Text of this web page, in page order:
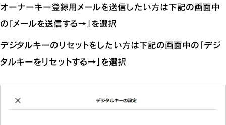
オーナーキー登録用メールを送信したい方は下記の画面中
の「メールを送信する→」を選択
デジタルキーのリセットをしたい方は下記の画面中の「デジ
タルキーをリセットする→」を選択